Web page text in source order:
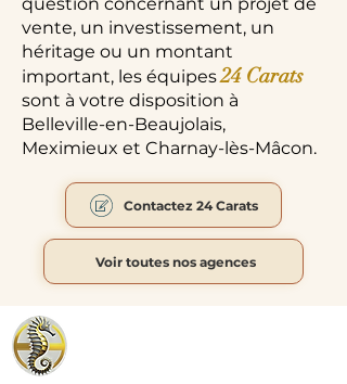
vente, un investissement, un
héritage ou un montant
important, les équipes24 Carats
sont à votre disposition à
Belleville-en-Beaujolais,
Meximieux et Charnay-lès-Mâcon.
Contactez 24 Carats
Voir toutes nos agences